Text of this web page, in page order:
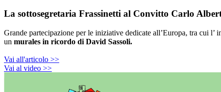
La sottosegretaria Frassinetti al Convitto Carlo
Grande partecipazione per le iniziative dedicate all’Europa, tra cui l’
un murales in ricordo di David Sassoli.
Vai all'articolo >>
Vai al video >>